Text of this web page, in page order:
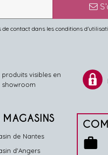
contact dans les conditions
produits visibles en
showroom
MAGASINS
de Nantes
d'Angers
work